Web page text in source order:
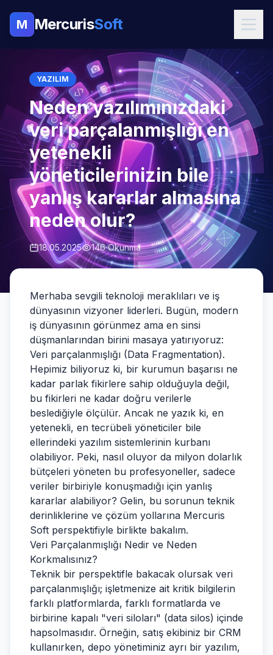
M MercurisSoft
YAZILIM
Neden yazılımınızdaki
veri parçalanmışlığı en
yetenekli
yöneticilerinizin bile
yanlış kararlar almasına
neden olur?
18.05.2025 146 Okunma
Merhaba sevgili teknoloji meraklıları ve iş
dünyasının vizyoner liderleri. Bugün, modern
iş dünyasının görünmez ama en sinsi
düşmanlarından birini masaya yatırıyoruz:
Veri parçalanmışlığı (Data Fragmentation).
Hepimiz biliyoruz ki, bir kurumun başarısı ne
kadar parlak fikirlere sahip olduğuyla değil,
bu fikirleri ne kadar doğru verilerle
beslediğiyle ölçülür. Ancak ne yazık ki, en
yetenekli, en tecrübeli yöneticiler bile
ellerindeki yazılım sistemlerinin kurbanı
olabiliyor. Peki, nasıl oluyor da milyon dolarlık
bütçeleri yöneten bu profesyoneller, sadece
veriler birbiriyle konuşmadığı için yanlış
kararlar alabiliyor? Gelin, bu sorunun teknik
derinliklerine ve çözüm yollarına Mercuris
Soft perspektifiyle birlikte bakalım.
Veri Parçalanmışlığı Nedir ve Neden
Korkmalısınız?
Teknik bir perspektifle bakacak olursak veri
parçalanmışlığı; işletmenize ait kritik bilgilerin
farklı platformlarda, farklı formatlarda ve
birbirine kapalı "veri siloları" (data silos) içinde
hapsolmasıdır. Örneğin, satış ekibiniz bir CRM
kullanırken, depo yönetiminiz ayrı bir yazılım,